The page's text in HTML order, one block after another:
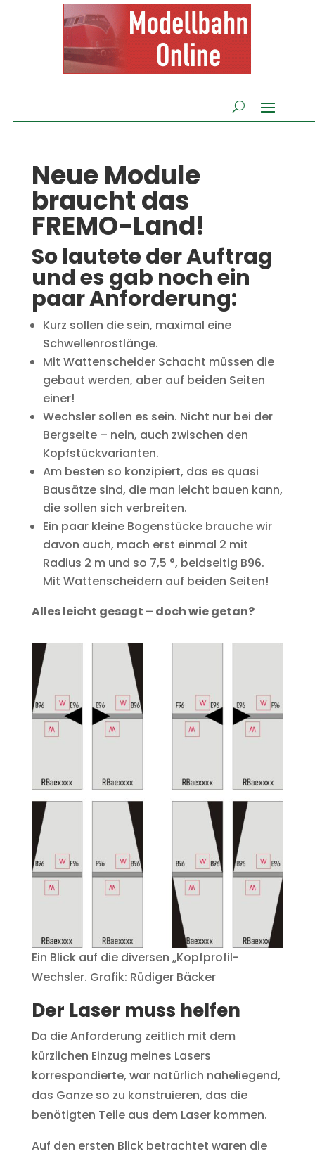
Neue Module
braucht das
FREMO-Land!
So lautete der Auftrag
und es gab noch ein
paar Anforderung:
Kurz sollen die sein, maximal eine
Schwellenrostlänge.
Mit Wattenscheider Schacht müssen die
gebaut werden, aber auf beiden Seiten
einer!
Wechsler sollen es sein. Nicht nur bei der
Bergseite – nein, auch zwischen den
Kopfstückvarianten.
Am besten so konzipiert, das es quasi
Bausätze sind, die man leicht bauen kann,
die sollen sich verbreiten.
Ein paar kleine Bogenstücke brauche wir
davon auch, mach erst einmal 2 mit
Radius 2 m und so 7,5 °, beidseitig B96.
Mit Wattenscheidern auf beiden Seiten!
Alles leicht gesagt – doch wie getan?
Ein Blick auf die diversen „Kopfprofil-
Wechsler. Grafik: Rüdiger Bäcker
Der Laser muss helfen
Da die Anforderung zeitlich mit dem
kürzlichen Einzug meines Lasers
korrespondierte, war natürlich naheliegend,
das Ganze so zu konstruieren, das die
benötigten Teile aus dem Laser kommen.
Auf den ersten Blick betrachtet waren die